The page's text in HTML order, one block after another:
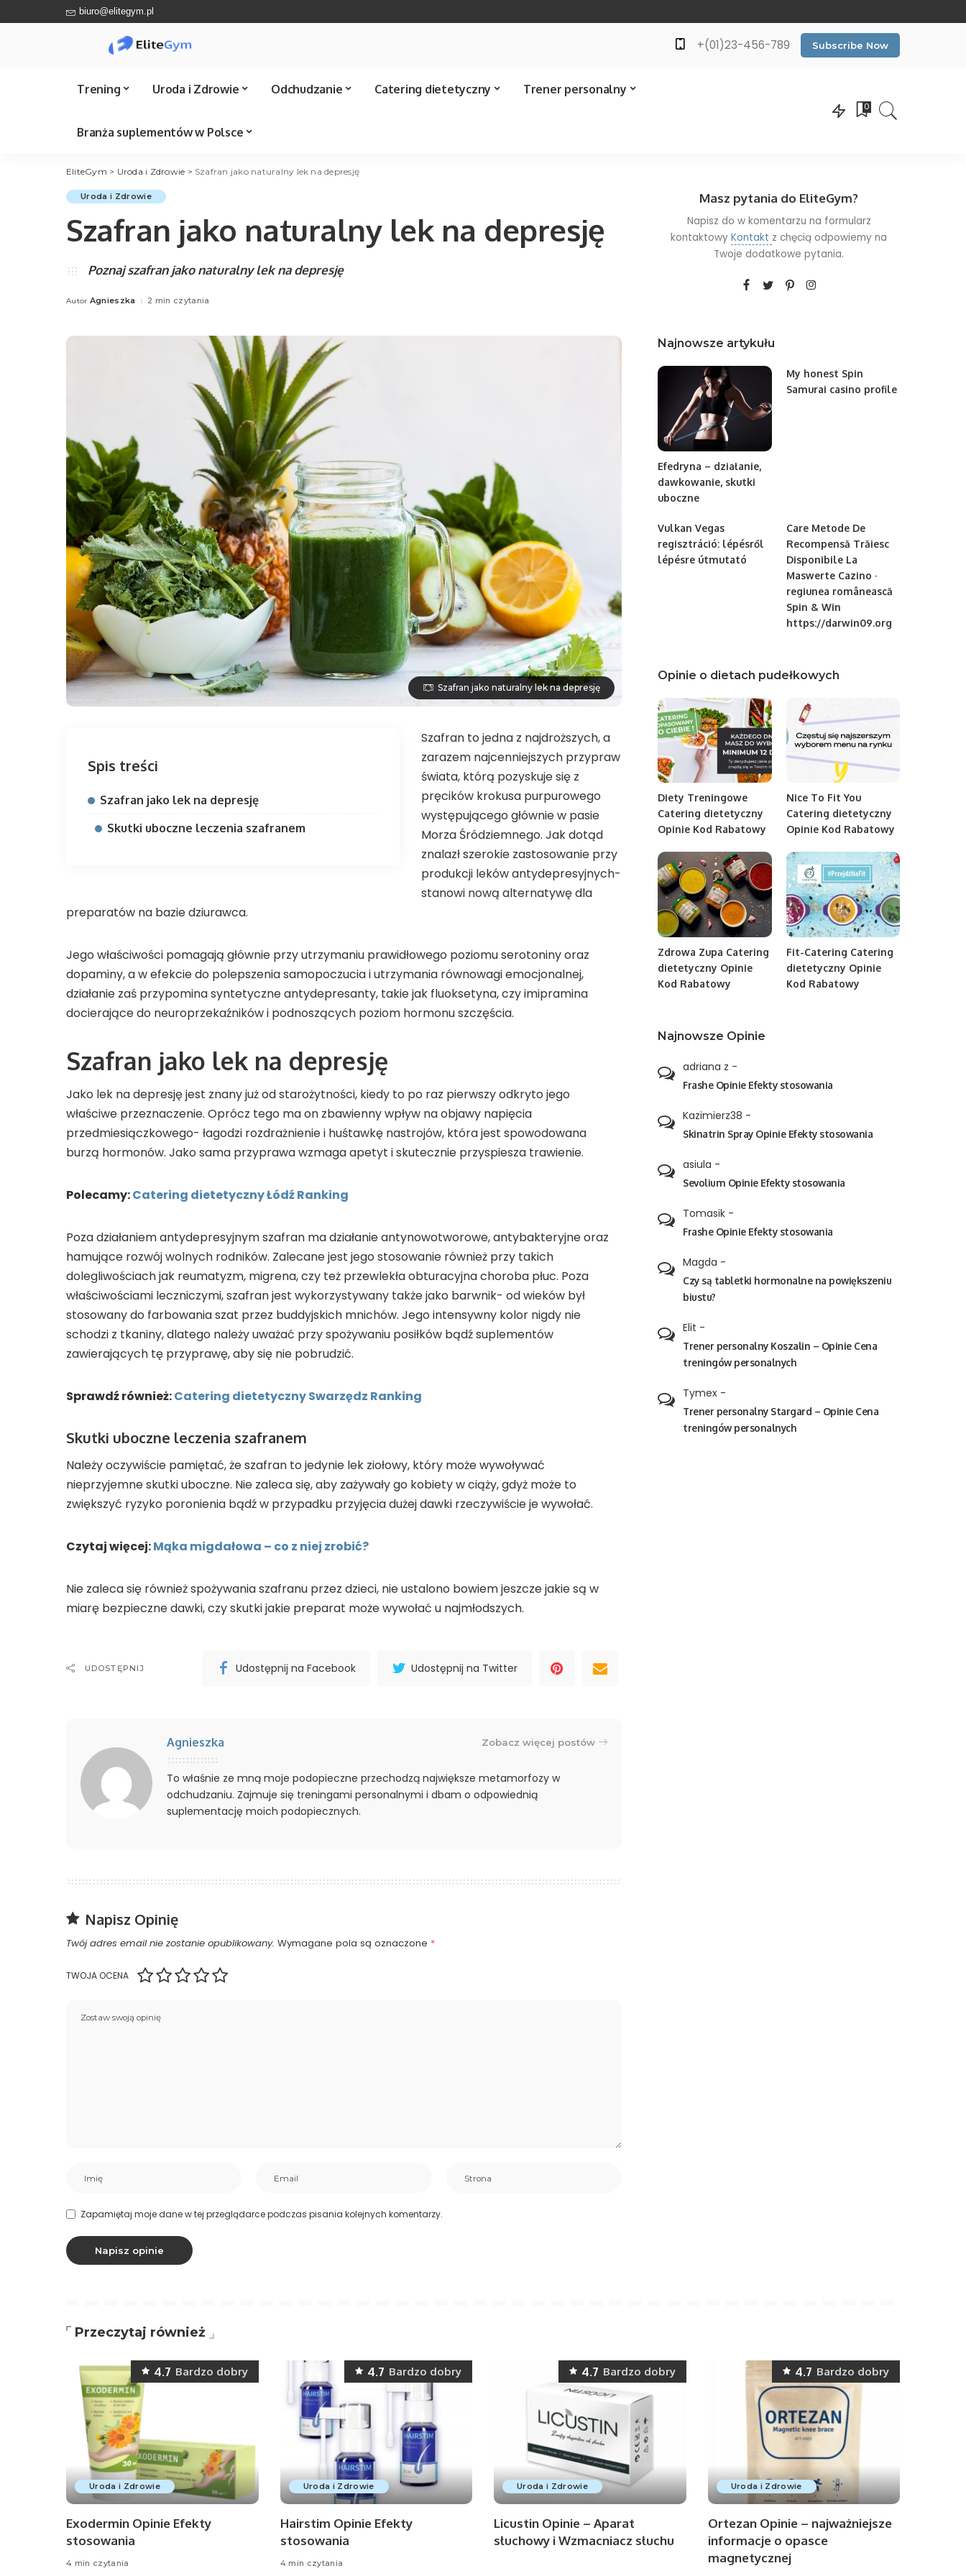
biuro@elitegym.pl
+(01)23-456-789 Subscribe Now
Trening
Suplementy na trening
Uroda i Zdrowie
Odżywki do rzęs
Męskie sprawy
Suplementy na potencję
Odchudzanie
Sprawdź Ile kalorii
odchudzanie
Catering dietetyczny
Catering Bydgoszcz
Catering Sopot
Catering Warszawa
Wszystkie miasta
Trener personalny
Trener personalny
Mazowieckie
Trener personalny Śląskie
Wielkopolska
Branża suplementów w Polsce
0
EliteGym > Uroda i Zdrowie > Szafran jako naturalny lek na depresję
Uroda i Zdrowie
Szafran jako naturalny lek na depresję
Poznaj szafran jako naturalny lek na depresję
Posted
Autor Agnieszka 2 min czytania
Szafran jako naturalny lek na depresję
Spis treści
Szafran jako lek na depresję
Skutki uboczne leczenia szafranem
Szafran to jedna z najdroższych, a
zarazem najcenniejszych przypraw
świata, którą pozyskuje się z
pręcików krokusa purpurowego
występującego głównie w pasie
Morza Śródziemnego. Jak dotąd
znalazł szerokie zastosowanie przy
produkcji leków antydepresyjnych-
stanowi nową alternatywę dla
preparatów na bazie dziurawca.
Jego właściwości pomagają głównie przy utrzymaniu prawidłowego poziomu serotoniny oraz
dopaminy, a w efekcie do polepszenia samopoczucia i utrzymania równowagi emocjonalnej,
działanie zaś przypomina syntetyczne antydepresanty, takie jak fluoksetyna, czy imipramina
docierające do neuroprzekaźników i podnoszących poziom hormonu szczęścia.
Szafran jako lek na depresję
Jako lek na depresję jest znany już od starożytności, kiedy to po raz pierwszy odkryto jego
właściwe przeznaczenie. Oprócz tego ma on zbawienny wpływ na objawy napięcia
przedmiesiączkowego- łagodzi rozdrażnienie i huśtawkę nastrojów, która jest spowodowana
burzą hormonów. Jako sama przyprawa wzmaga apetyt i skutecznie przyspiesza trawienie.
Polecamy:Catering dietetyczny Łódź Ranking
Poza działaniem antydepresyjnym szafran ma działanie antynowotworowe, antybakteryjne oraz
hamujące rozwój wolnych rodników. Zalecane jest jego stosowanie również przy takich
dolegliwościach jak reumatyzm, migrena, czy też przewlekła obturacyjna choroba płuc. Poza
właściwościami leczniczymi, szafran jest wykorzystywany także jako barwnik- od wieków był
stosowany do farbowania szat przez buddyjskich mnichów. Jego intensywny kolor nigdy nie
schodzi z tkaniny, dlatego należy uważać przy spożywaniu posiłków bądź suplementów
zawierających tę przyprawę, aby się nie pobrudzić.
Sprawdź również:Catering dietetyczny Swarzędz Ranking
Skutki uboczne leczenia szafranem
Należy oczywiście pamiętać, że szafran to jedynie lek ziołowy, który może wywoływać
nieprzyjemne skutki uboczne. Nie zaleca się, aby zażywały go kobiety w ciąży, gdyż może to
zwiększyć ryzyko poronienia bądź w przypadku przyjęcia dużej dawki rzeczywiście je wywołać.
Czytaj więcej:Mąka migdałowa – co z niej zrobić?
Nie zaleca się również spożywania szafranu przez dzieci, nie ustalono bowiem jeszcze jakie są w
miarę bezpieczne dawki, czy skutki jakie preparat może wywołać u najmłodszych.
UDOSTĘPNIJ Udostępnij na Facebook Udostępnij na Twitter
Agnieszka Zobacz więcej postów
To właśnie ze mną moje podopieczne przechodzą największe metamorfozy w
odchudzaniu. Zajmuje się treningami personalnymi i dbam o odpowiednią
suplementację moich podopiecznych.
Napisz Opinię
Twój adres email nie zostanie opublikowany. Wymagane pola są oznaczone *
TWOJA OCENA
Zapamiętaj moje dane w tej przeglądarce podczas pisania kolejnych komentarzy.
Masz pytania do EliteGym?
Napisz do w komentarzu na formularz
kontaktowyKontakt z chęcią odpowiemy na
Twoje dodatkowe pytania.
Najnowsze artykułu
Efedryna – działanie,
dawkowanie, skutki
uboczne
My honest Spin
Samurai casino profile
Vulkan Vegas
regisztráció: lépésről
lépésre útmutató
Care Metode De
Recompensă Trăiesc
Disponibile La
Maswerte Cazino ·
regiunea românească
Spin & Win
https://darwin09.org
Opinie o dietach pudełkowych
Diety Treningowe
Catering dietetyczny
Opinie Kod Rabatowy
Nice To Fit You
Catering dietetyczny
Opinie Kod Rabatowy
Zdrowa Zupa Catering
dietetyczny Opinie
Kod Rabatowy
Fit-Catering Catering
dietetyczny Opinie
Kod Rabatowy
Najnowsze Opinie
adriana z -
Frashe Opinie Efekty stosowania
Kazimierz38 -
Skinatrin Spray Opinie Efekty stosowania
asiula -
Sevolium Opinie Efekty stosowania
Tomasik -
Frashe Opinie Efekty stosowania
Magda -
Czy są tabletki hormonalne na powiększeniu
biustu?
Elit -
Trener personalny Koszalin – Opinie Cena
treningów personalnych
Tymex -
Trener personalny Stargard – Opinie Cena
treningów personalnych
Przeczytaj również
Uroda i Zdrowie
4.7 Bardzo dobry
Exodermin Opinie Efekty
stosowania
4 min czytania
Uroda i Zdrowie
4.7 Bardzo dobry
Hairstim Opinie Efekty
stosowania
4 min czytania
Uroda i Zdrowie
4.7 Bardzo dobry
Licustin Opinie – Aparat
słuchowy i Wzmacniacz słuchu
Uroda i Zdrowie
4.7 Bardzo dobry
Ortezan Opinie – najważniejsze
informacje o opasce
magnetycznej